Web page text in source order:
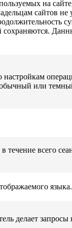
на
сайтов не
сохраняются.
настройкам
или
всего
языка.
делает